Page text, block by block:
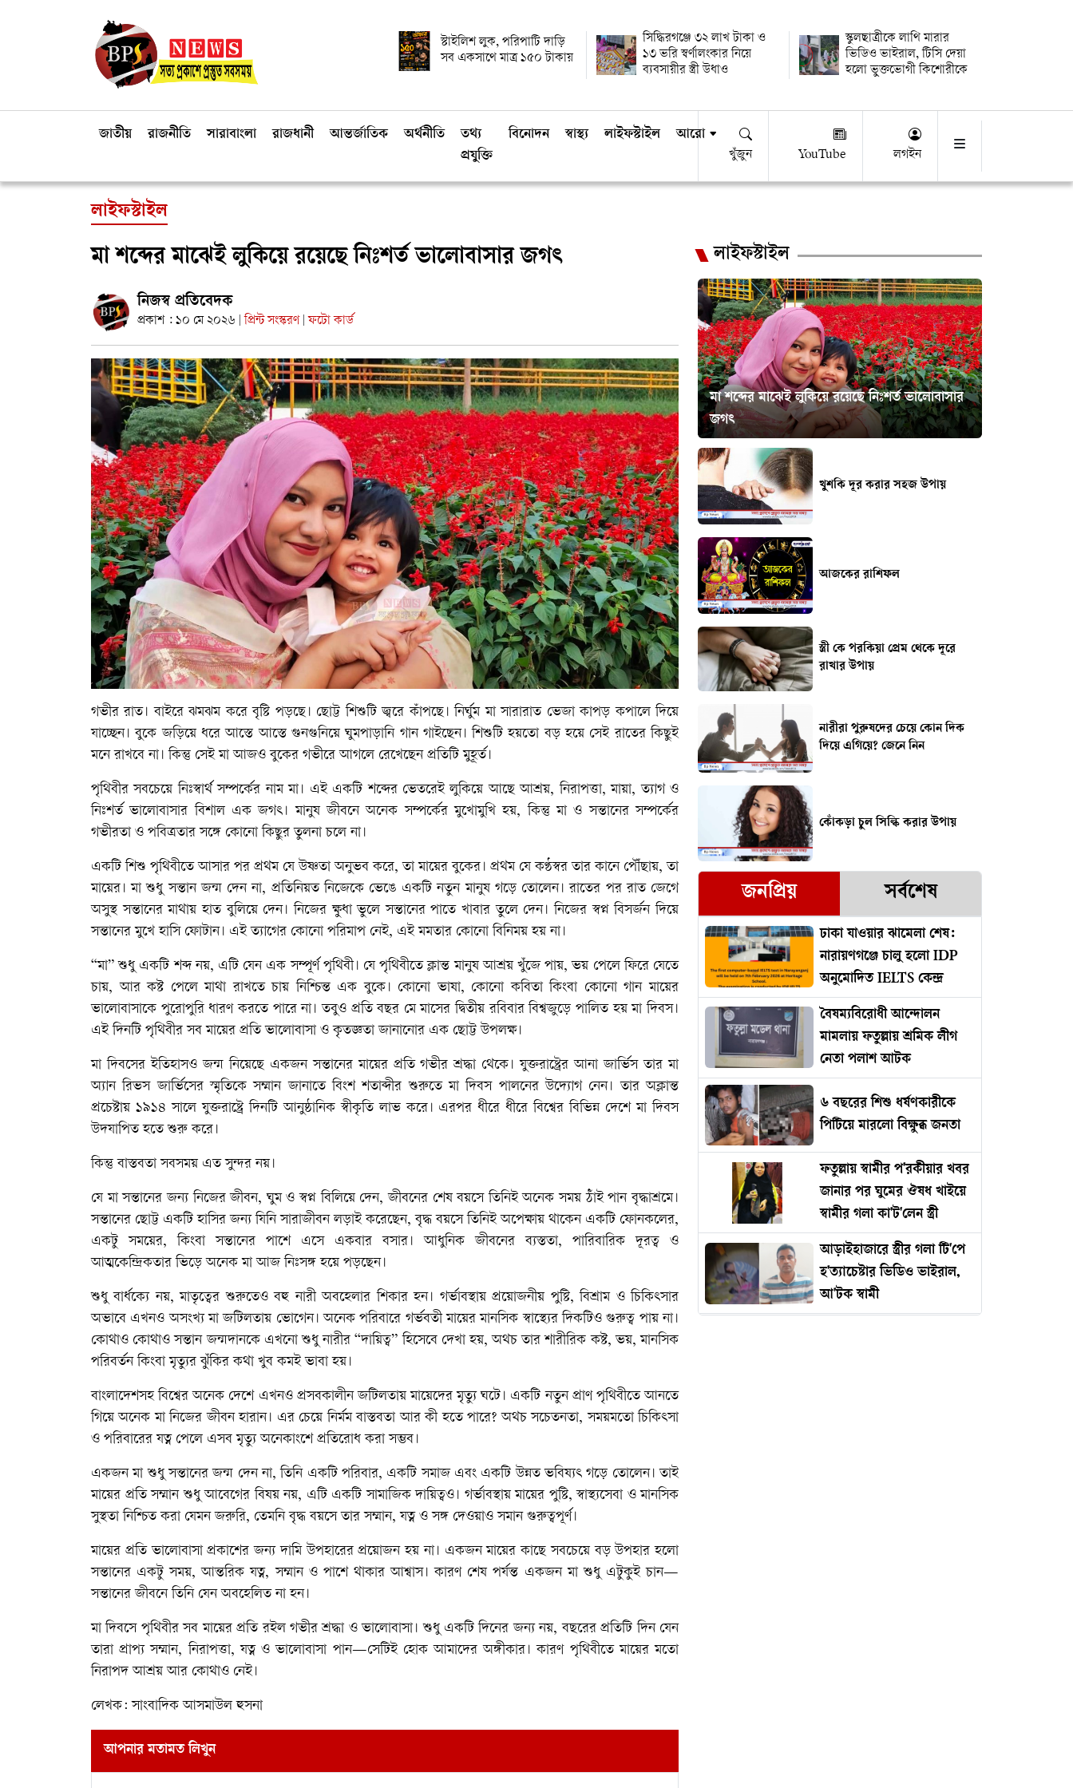
স্টাইলিশ লুক, পরিপাটি দাড়ি
সব একসাথে মাত্র ১৫০ টাকায়
সিদ্ধিরগঞ্জে ৩২ লাখ টাকা ও
১৩ ভরি স্বর্ণালংকার নিয়ে
ব্যবসায়ীর স্ত্রী উধাও
স্কুলছাত্রীকে লাথি মারার
ভিডিও ভাইরাল, টিসি দেয়া
হলো ভুক্তভোগী কিশোরীকে
জাতীয় রাজনীতি সারাবাংলা রাজধানী আন্তর্জাতিক অর্থনীতি
তথ্য
প্রযুক্তি
বিনোদন স্বাস্থ্য লাইফস্টাইল আরো
খুঁজুন YouTube লগইন
লাইফস্টাইল
মা শব্দের মাঝেই লুকিয়ে রয়েছে নিঃশর্ত ভালোবাসার জগৎ
নিজস্ব প্রতিবেদক
প্রকাশ : ১০ মে ২০২৬ প্রিন্ট সংস্করণ ফটো কার্ড
গভীর রাত। বাইরে ঝমঝম করে বৃষ্টি পড়ছে। ছোট্ট শিশুটি জ্বরে কাঁপছে। নির্ঘুম মা সারারাত ভেজা কাপড় কপালে দিয়ে
যাচ্ছেন। বুকে জড়িয়ে ধরে আস্তে আস্তে গুনগুনিয়ে ঘুমপাড়ানি গান গাইছেন। শিশুটি হয়তো বড় হয়ে সেই রাতের কিছুই
মনে রাখবে না। কিন্তু সেই মা আজও বুকের গভীরে আগলে রেখেছেন প্রতিটি মুহূর্ত।
পৃথিবীর সবচেয়ে নিঃস্বার্থ সম্পর্কের নাম মা। এই একটি শব্দের ভেতরেই লুকিয়ে আছে আশ্রয়, নিরাপত্তা, মায়া, ত্যাগ ও
নিঃশর্ত ভালোবাসার বিশাল এক জগৎ। মানুষ জীবনে অনেক সম্পর্কের মুখোমুখি হয়, কিন্তু মা ও সন্তানের সম্পর্কের
গভীরতা ও পবিত্রতার সঙ্গে কোনো কিছুর তুলনা চলে না।
একটি শিশু পৃথিবীতে আসার পর প্রথম যে উষ্ণতা অনুভব করে, তা মায়ের বুকের। প্রথম যে কণ্ঠস্বর তার কানে পৌঁছায়, তা
মায়ের। মা শুধু সন্তান জন্ম দেন না, প্রতিনিয়ত নিজেকে ভেঙে একটি নতুন মানুষ গড়ে তোলেন। রাতের পর রাত জেগে
অসুস্থ সন্তানের মাথায় হাত বুলিয়ে দেন। নিজের ক্ষুধা ভুলে সন্তানের পাতে খাবার তুলে দেন। নিজের স্বপ্ন বিসর্জন দিয়ে
সন্তানের মুখে হাসি ফোটান। এই ত্যাগের কোনো পরিমাপ নেই, এই মমতার কোনো বিনিময় হয় না।
“মা” শুধু একটি শব্দ নয়, এটি যেন এক সম্পূর্ণ পৃথিবী। যে পৃথিবীতে ক্লান্ত মানুষ আশ্রয় খুঁজে পায়, ভয় পেলে ফিরে যেতে
চায়, আর কষ্ট পেলে মাথা রাখতে চায় নিশ্চিন্ত এক বুকে। কোনো ভাষা, কোনো কবিতা কিংবা কোনো গান মায়ের
ভালোবাসাকে পুরোপুরি ধারণ করতে পারে না। তবুও প্রতি বছর মে মাসের দ্বিতীয় রবিবার বিশ্বজুড়ে পালিত হয় মা দিবস।
এই দিনটি পৃথিবীর সব মায়ের প্রতি ভালোবাসা ও কৃতজ্ঞতা জানানোর এক ছোট্ট উপলক্ষ।
মা দিবসের ইতিহাসও জন্ম নিয়েছে একজন সন্তানের মায়ের প্রতি গভীর শ্রদ্ধা থেকে। যুক্তরাষ্ট্রের আনা জার্ভিস তার মা
অ্যান রিভস জার্ভিসের স্মৃতিকে সম্মান জানাতে বিংশ শতাব্দীর শুরুতে মা দিবস পালনের উদ্যোগ নেন। তার অক্লান্ত
প্রচেষ্টায় ১৯১৪ সালে যুক্তরাষ্ট্রে দিনটি আনুষ্ঠানিক স্বীকৃতি লাভ করে। এরপর ধীরে ধীরে বিশ্বের বিভিন্ন দেশে মা দিবস
উদযাপিত হতে শুরু করে।
কিন্তু বাস্তবতা সবসময় এত সুন্দর নয়।
যে মা সন্তানের জন্য নিজের জীবন, ঘুম ও স্বপ্ন বিলিয়ে দেন, জীবনের শেষ বয়সে তিনিই অনেক সময় ঠাঁই পান বৃদ্ধাশ্রমে।
সন্তানের ছোট্ট একটি হাসির জন্য যিনি সারাজীবন লড়াই করেছেন, বৃদ্ধ বয়সে তিনিই অপেক্ষায় থাকেন একটি ফোনকলের,
একটু সময়ের, কিংবা সন্তানের পাশে এসে একবার বসার। আধুনিক জীবনের ব্যস্ততা, পারিবারিক দূরত্ব ও
আত্মকেন্দ্রিকতার ভিড়ে অনেক মা আজ নিঃসঙ্গ হয়ে পড়ছেন।
শুধু বার্ধক্যে নয়, মাতৃত্বের শুরুতেও বহু নারী অবহেলার শিকার হন। গর্ভাবস্থায় প্রয়োজনীয় পুষ্টি, বিশ্রাম ও চিকিৎসার
অভাবে এখনও অসংখ্য মা জটিলতায় ভোগেন। অনেক পরিবারে গর্ভবতী মায়ের মানসিক স্বাস্থ্যের দিকটিও গুরুত্ব পায় না।
কোথাও কোথাও সন্তান জন্মদানকে এখনো শুধু নারীর “দায়িত্ব” হিসেবে দেখা হয়, অথচ তার শারীরিক কষ্ট, ভয়, মানসিক
পরিবর্তন কিংবা মৃত্যুর ঝুঁকির কথা খুব কমই ভাবা হয়।
বাংলাদেশসহ বিশ্বের অনেক দেশে এখনও প্রসবকালীন জটিলতায় মায়েদের মৃত্যু ঘটে। একটি নতুন প্রাণ পৃথিবীতে আনতে
গিয়ে অনেক মা নিজের জীবন হারান। এর চেয়ে নির্মম বাস্তবতা আর কী হতে পারে? অথচ সচেতনতা, সময়মতো চিকিৎসা
ও পরিবারের যত্ন পেলে এসব মৃত্যু অনেকাংশে প্রতিরোধ করা সম্ভব।
একজন মা শুধু সন্তানের জন্ম দেন না, তিনি একটি পরিবার, একটি সমাজ এবং একটি উন্নত ভবিষ্যৎ গড়ে তোলেন। তাই
মায়ের প্রতি সম্মান শুধু আবেগের বিষয় নয়, এটি একটি সামাজিক দায়িত্বও। গর্ভাবস্থায় মায়ের পুষ্টি, স্বাস্থ্যসেবা ও মানসিক
সুস্থতা নিশ্চিত করা যেমন জরুরি, তেমনি বৃদ্ধ বয়সে তার সম্মান, যত্ন ও সঙ্গ দেওয়াও সমান গুরুত্বপূর্ণ।
মায়ের প্রতি ভালোবাসা প্রকাশের জন্য দামি উপহারের প্রয়োজন হয় না। একজন মায়ের কাছে সবচেয়ে বড় উপহার হলো
সন্তানের একটু সময়, আন্তরিক যত্ন, সম্মান ও পাশে থাকার আশ্বাস। কারণ শেষ পর্যন্ত একজন মা শুধু এটুকুই চান—
সন্তানের জীবনে তিনি যেন অবহেলিত না হন।
মা দিবসে পৃথিবীর সব মায়ের প্রতি রইল গভীর শ্রদ্ধা ও ভালোবাসা। শুধু একটি দিনের জন্য নয়, বছরের প্রতিটি দিন যেন
তারা প্রাপ্য সম্মান, নিরাপত্তা, যত্ন ও ভালোবাসা পান—সেটিই হোক আমাদের অঙ্গীকার। কারণ পৃথিবীতে মায়ের মতো
নিরাপদ আশ্রয় আর কোথাও নেই।
লেখক: সাংবাদিক আসমাউল হুসনা
আপনার মতামত লিখুন
লাইফস্টাইল
মা শব্দের মাঝেই লুকিয়ে রয়েছে নিঃশর্ত ভালোবাসার
জগৎ
খুশকি দূর করার সহজ উপায়
আজকের রাশিফল
স্ত্রী কে পরকিয়া প্রেম থেকে দূরে
রাখার উপায়
নারীরা পুরুষদের চেয়ে কোন দিক
দিয়ে এগিয়ে? জেনে নিন
কোঁকড়া চুল সিল্কি করার উপায়
জনপ্রিয় সর্বশেষ
ঢাকা যাওয়ার ঝামেলা শেষ:
নারায়ণগঞ্জে চালু হলো IDP
অনুমোদিত IELTS কেন্দ্র
বৈষম্যবিরোধী আন্দোলন
মামলায় ফতুল্লায় শ্রমিক লীগ
নেতা পলাশ আটক
৬ বছরের শিশু ধর্ষণকারীকে
পিটিয়ে মারলো বিক্ষুব্ধ জনতা
ফতুল্লায় স্বামীর প'রকীয়ার খবর
জানার পর ঘুমের ঔষধ খাইয়ে
স্বামীর গলা কা'ট'লেন স্ত্রী
আড়াইহাজারে স্ত্রীর গলা টি'পে
হ'ত্যাচেষ্টার ভিডিও ভাইরাল,
আ'টক স্বামী